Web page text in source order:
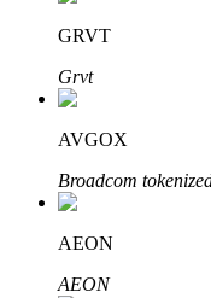
Penguncian BTR
GRVT
Grvt
AVGOX
Broadcom
AEON
AEON